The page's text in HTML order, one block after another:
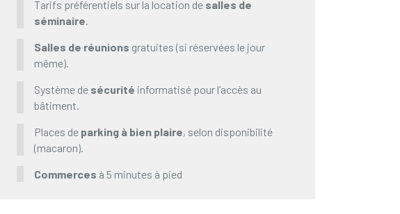
Tarifs préférentiels sur la location de salles de
séminaire.
Salles de réunions gratuites (si réservées le jour
même).
Système de sécurité informatisé pour l’accès au
bâtiment.
Places de parking à bien plaire, selon disponibilité
(macaron).
Commerces à 5 minutes à pied